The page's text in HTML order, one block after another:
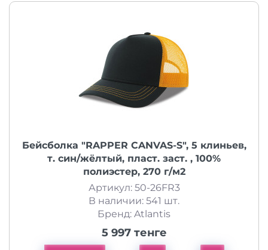
Бейсболка "RAPPER CANVAS-S", 5 клиньев,
т. син/жёлтый, пласт. заст. , 100%
полиэстер, 270 г/м2
Артикул: 50-26FR3
В наличии: 541 шт.
Бренд: Atlantis
5 997 тенге